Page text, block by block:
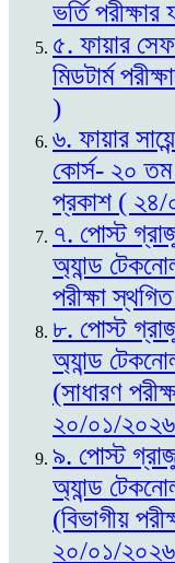
ভর্তি
৫. ফায়ার
মিডটার্ম
)
৬. ফায়ার
কোর্স- ২০ তম
প্রকাশ (
৭. পোস্ট
অ্যান্ড
পরীক্ষা
৮. পোস্ট
অ্যান্ড
(সাধারণ
২০/০১/
৯. পোস্ট
অ্যান্ড
(বিভাগীয়
২০/০১/